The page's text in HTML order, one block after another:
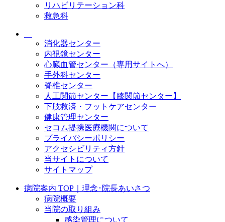
リハビリテーション科
救急科
消化器センター
内視鏡センター
心臓血管センター（専用サイトへ）
手外科センター
脊椎センター
人工関節センター【膝関節センター】
下肢救済・フットケアセンター
健康管理センター
セコム提携医療機関について
プライバシーポリシー
アクセシビリティ方針
当サイトについて
サイトマップ
病院案内 TOP｜理念･院長あいさつ
病院概要
当院の取り組み
感染管理について